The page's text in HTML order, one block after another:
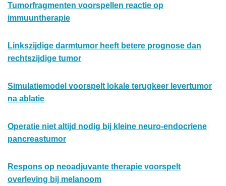
Tumorfragmenten voorspellen reactie op
immuuntherapie
Linkszijdige darmtumor heeft betere prognose dan
rechtszijdige tumor
Simulatiemodel voorspelt lokale terugkeer levertumor
na ablatie
Operatie niet altijd nodig bij kleine neuro-endocriene
pancreastumor
Respons op neoadjuvante therapie voorspelt
overleving bij melanoom